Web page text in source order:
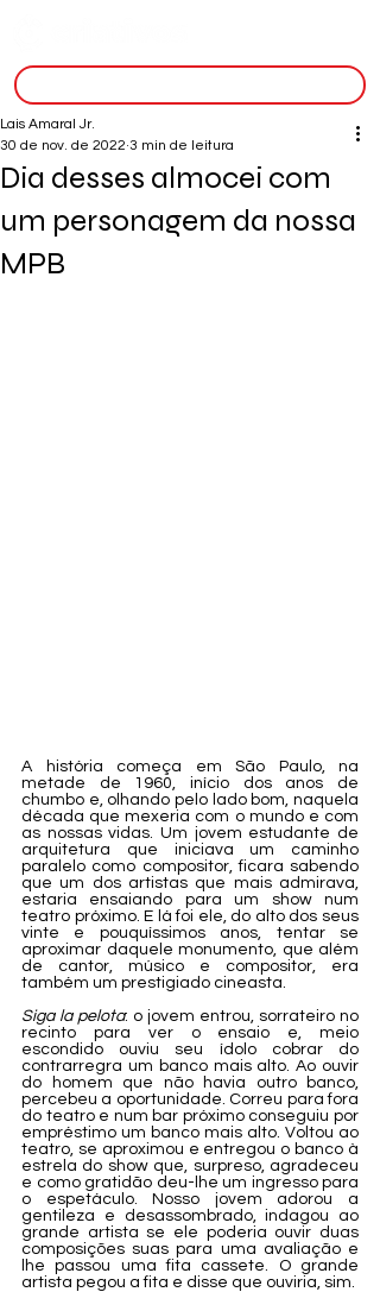
Dia desses almocei com
um personagem da nossa
MPB
Lais Amaral Jr.
30 de nov. de 2022 3 min de leitura
A história começa em São Paulo, na
metade de 1960, início dos anos de
chumbo e, olhando pelo lado bom, naquela
década que mexeria com o mundo e com
as nossas vidas. Um jovem estudante de
arquitetura que iniciava um caminho
paralelo como compositor, ficara sabendo
que um dos artistas que mais admirava,
estaria ensaiando para um show num
teatro próximo. E lá foi ele, do alto dos seus
vinte e pouquíssimos anos, tentar se
aproximar daquele monumento, que além
de cantor, músico e compositor, era
também um prestigiado cineasta.
Siga la pelota: o jovem entrou, sorrateiro no
recinto para ver o ensaio e, meio
escondido ouviu seu ídolo cobrar do
contrarregra um banco mais alto. Ao ouvir
do homem que não havia outro banco,
percebeu a oportunidade. Correu para fora
do teatro e num bar próximo conseguiu por
empréstimo um banco mais alto. Voltou ao
teatro, se aproximou e entregou o banco à
estrela do show que, surpreso, agradeceu
e como gratidão deu-lhe um ingresso para
o espetáculo. Nosso jovem adorou a
gentileza e desassombrado, indagou ao
grande artista se ele poderia ouvir duas
composições suas para uma avaliação e
lhe passou uma fita cassete. O grande
artista pegou a fita e disse que ouviria, sim.